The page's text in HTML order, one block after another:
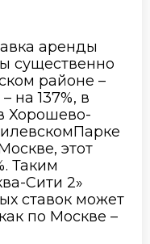
аренды
существенно
районе –
на 137%, в
Хорошево-
Парке
, этот
Таким
Сити 2»
ставок может
по Москве –